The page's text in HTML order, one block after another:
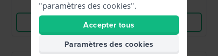
Comparer
Voir les produits
Voir les produits
"paramètres des cookies".
Accepter tous
Paramètres des cookies